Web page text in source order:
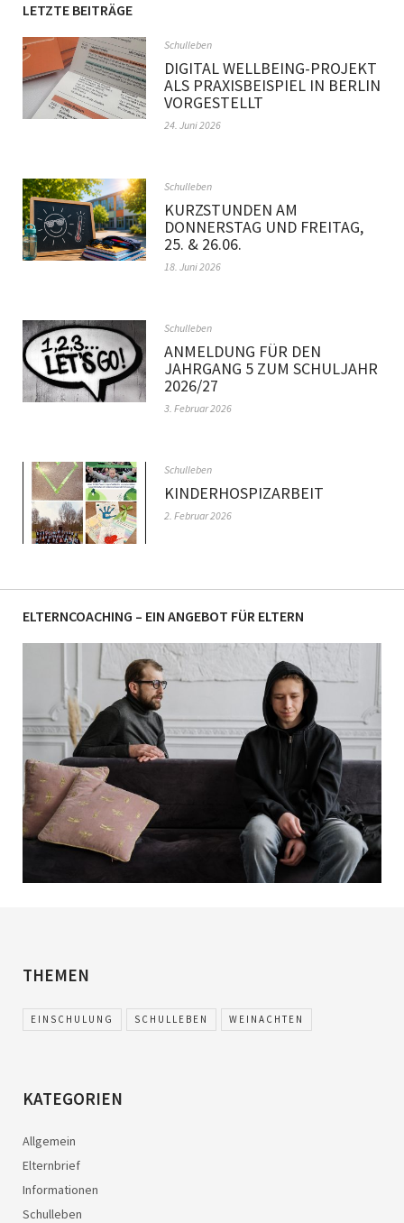
LETZTE BEITRÄGE
Schulleben
DIGITAL WELLBEING-PROJEKT
ALS PRAXISBEISPIEL IN BERLIN
VORGESTELLT
24. Juni 2026
Schulleben
KURZSTUNDEN AM
DONNERSTAG UND FREITAG,
25. & 26.06.
18. Juni 2026
Schulleben
ANMELDUNG FÜR DEN
JAHRGANG 5 ZUM SCHULJAHR
2026/27
3. Februar 2026
Schulleben
KINDERHOSPIZARBEIT
2. Februar 2026
ELTERNCOACHING – EIN ANGEBOT FÜR ELTERN
THEMEN
EINSCHULUNG SCHULLEBEN WEINACHTEN
KATEGORIEN
Allgemein
Elternbrief
Informationen
Schulleben